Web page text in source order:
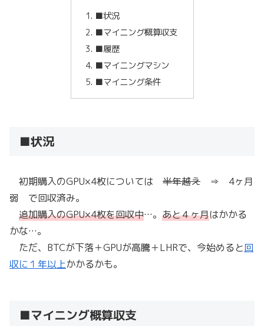
■状況
■マイニング概算収支
■履歴
■マイニングマシン
■マイニング条件
■状況
初期購入のGPU×4枚については 半年越え ⇒ 4ヶ月
弱 で回収済み。
追加購入のGPU×4枚を回収中…。 あと４ヶ月はかかる
かな…。
ただ、BTCが下落＋GPUが高騰＋LHRで、今始めると回
収に１年以上かかるかも。
■マイニング概算収支